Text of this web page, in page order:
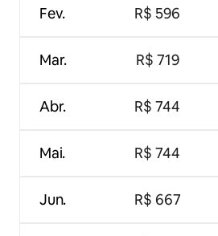
Fev.
Mar.
Abr.
Mai.
Jun.
R$ 596
R$ 719
R$ 744
R$ 744
R$ 667